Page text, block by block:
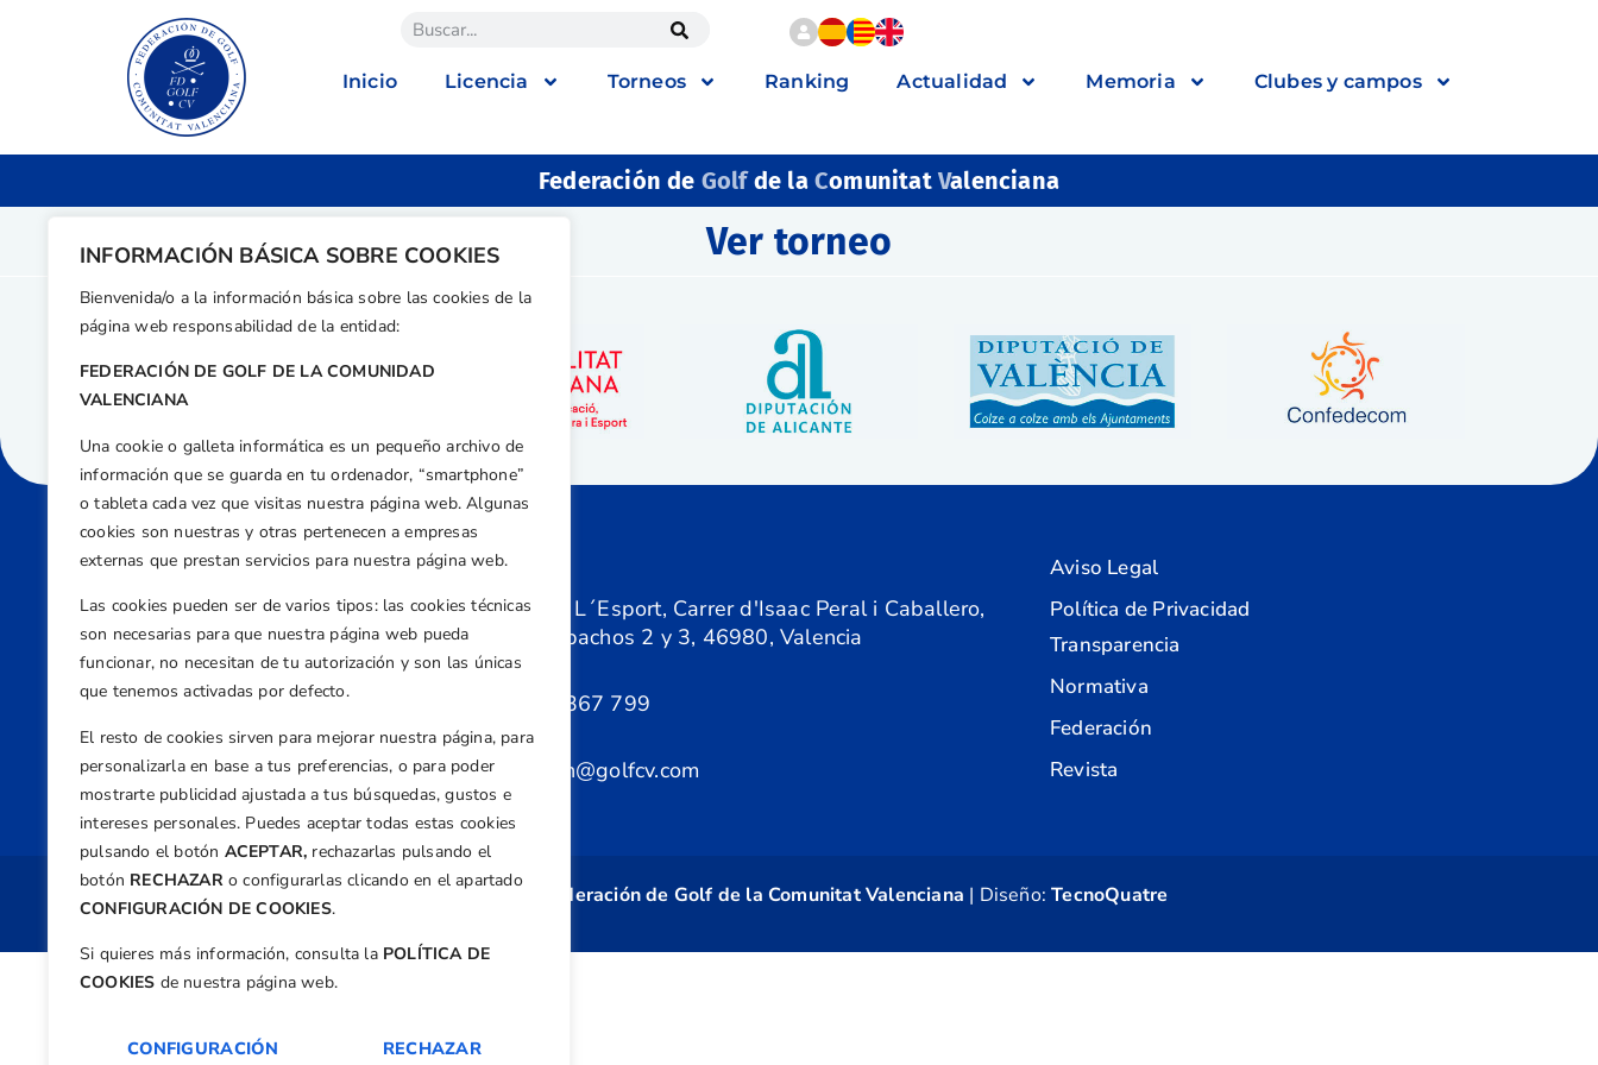
INFORMACIÓN BÁSICA SOBRE COOKIES
Bienvenida/o a la información básica sobre las cookies de la
página web responsabilidad de la entidad:
FEDERACIÓN DE GOLF DE LA COMUNIDAD
VALENCIANA
Una cookie o galleta informática es un pequeño archivo de
información que se guarda en tu ordenador, “smartphone”
o tableta cada vez que visitas nuestra página web. Algunas
cookies son nuestras y otras pertenecen a empresas
externas que prestan servicios para nuestra página web.
Las cookies pueden ser de varios tipos: las cookies técnicas
son necesarias para que nuestra página web pueda
funcionar, no necesitan de tu autorización y son las únicas
que tenemos activadas por defecto.
El resto de cookies sirven para mejorar nuestra página, para
personalizarla en base a tus preferencias, o para poder
mostrarte publicidad ajustada a tus búsquedas, gustos e
intereses personales. Puedes aceptar todas estas cookies
pulsando el botón ACEPTAR, rechazarlas pulsando el
botón RECHAZARo configurarlas clicando en el apartado
CONFIGURACIÓN DE COOKIES.
Si quieres más información, consulta la POLÍTICA DE
COOKIES de nuestra página web.
CONFIGURACIÓN RECHAZAR
Inicio Licencia Torneos Ranking Actualidad Memoria Clubes y campos
Federación de Golfde la ComunitatValenciana
Ver torneo
Centre de L´Esport, Carrer d'Isaac Peral i Caballero,
Nº 5, Despachos 2 y 3, 46980, Valencia
Teléfono
+34 961 367 799
Email
federacion@golfcv.com
Aviso Legal
Política de Privacidad
Transparencia
Normativa
Federación
Revista
Copyright © Federación de Golf de la Comunitat Valenciana | Diseño:TecnoQuatre